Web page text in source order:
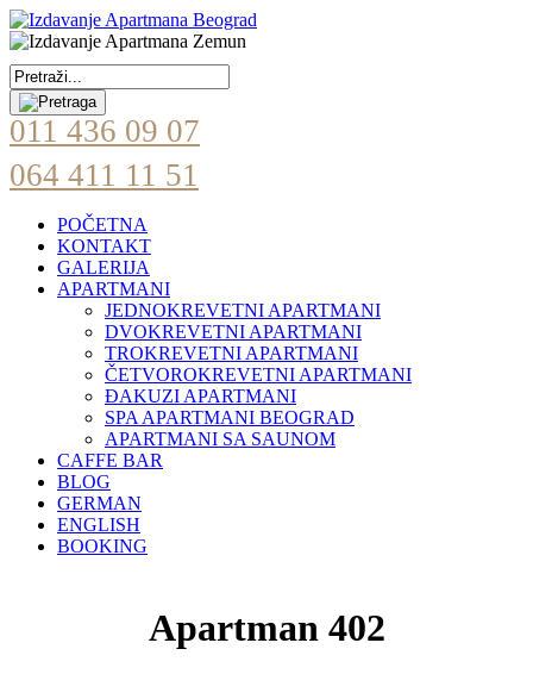
011 436 09 07
064 411 11 51
POČETNA
KONTAKT
GALERIJA
APARTMANI
JEDNOKREVETNI APARTMANI
DVOKREVETNI APARTMANI
TROKREVETNI APARTMANI
ČETVOROKREVETNI APARTMANI
ĐAKUZI APARTMANI
SPA APARTMANI BEOGRAD
APARTMANI SA SAUNOM
CAFFE BAR
BLOG
GERMAN
ENGLISH
BOOKING
Apartman 402